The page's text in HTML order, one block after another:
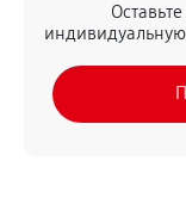
индивидуальную